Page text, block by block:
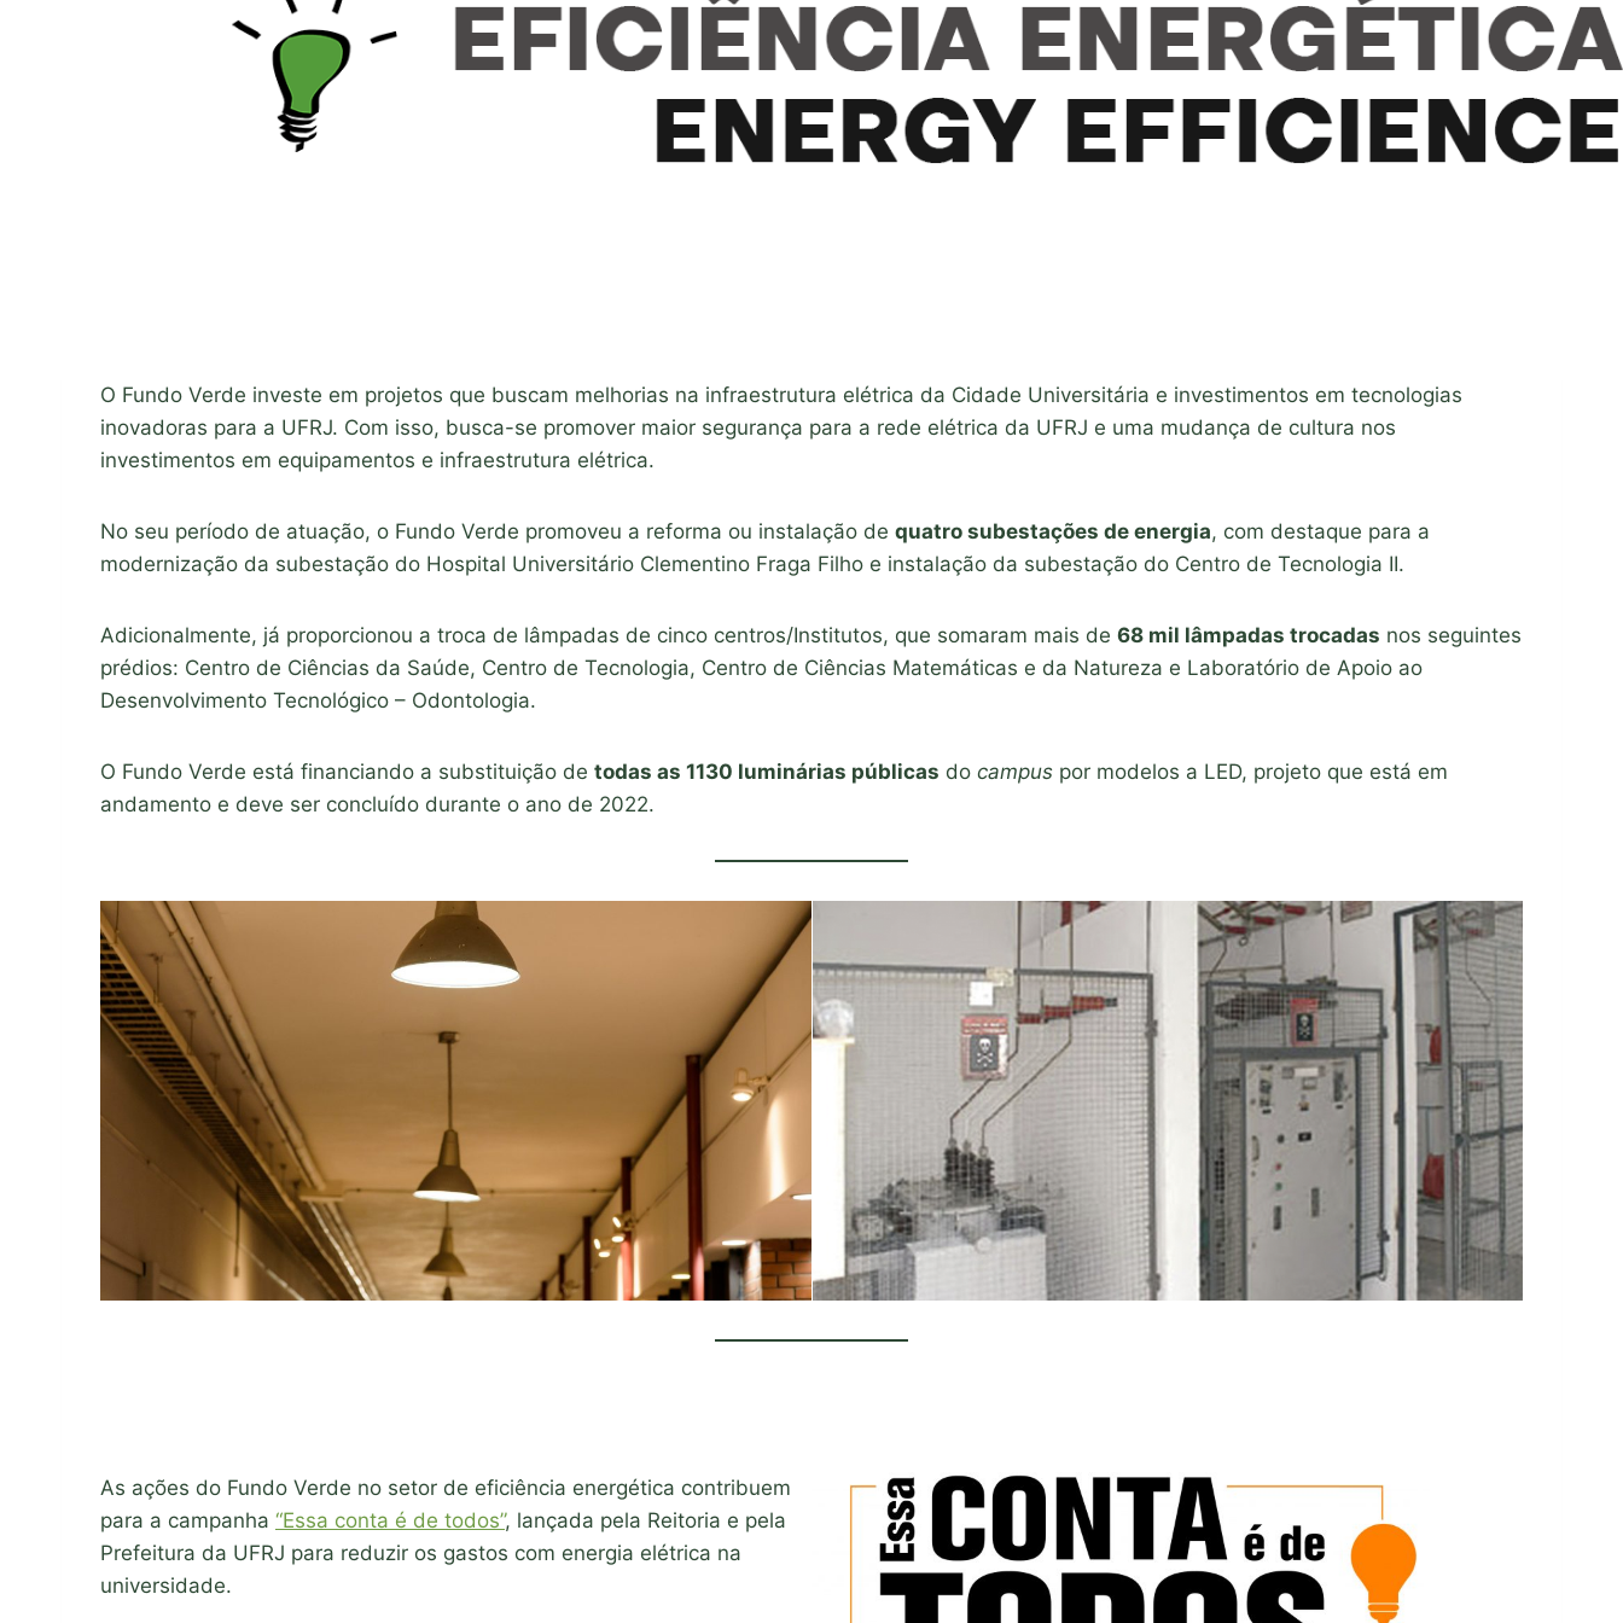
O Fundo Verde investe em projetos que buscam melhorias na infraestrutura elétrica da Cidade Universitária e investimentos em tecnologias
inovadoras para a UFRJ. Com isso, busca-se promover maior segurança para a rede elétrica da UFRJ e uma mudança de cultura nos
investimentos em equipamentos e infraestrutura elétrica.
No seu período de atuação, o Fundo Verde promoveu a reforma ou instalação de quatro subestações de energia, com destaque para a
modernização da subestação do Hospital Universitário Clementino Fraga Filho e instalação da subestação do Centro de Tecnologia II.
Adicionalmente, já proporcionou a troca de lâmpadas de cinco centros/Institutos, que somaram mais de 68 mil lâmpadas trocadas nos seguintes
prédios: Centro de Ciências da Saúde, Centro de Tecnologia, Centro de Ciências Matemáticas e da Natureza e Laboratório de Apoio ao
Desenvolvimento Tecnológico – Odontologia.
O Fundo Verde está financiando a substituição de todas as 1130 luminárias públicas do campus por modelos a LED, projeto que está em
andamento e deve ser concluído durante o ano de 2022.
As ações do Fundo Verde no setor de eficiência energética contribuem
para a campanha “Essa conta é de todos”, lançada pela Reitoria e pela
Prefeitura da UFRJ para reduzir os gastos com energia elétrica na
universidade.